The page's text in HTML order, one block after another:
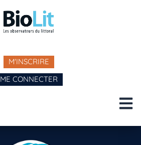
M'INSCRIRE
ME CONNECTER